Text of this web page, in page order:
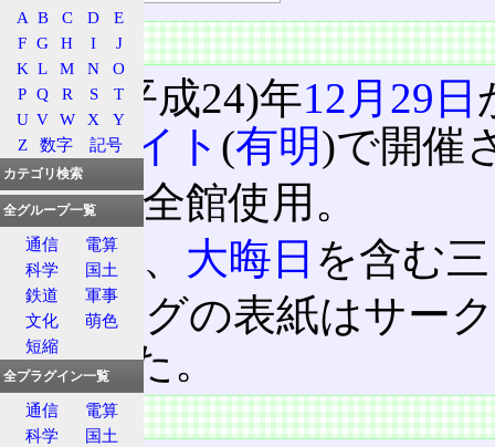
概要
2012(平成24)年12月29日
ッグサイト (有明)で開催
会場は全館使用。
今回も、 大晦日 を含む
カタログの表紙はサー
担当した。
特徴
A B C D
E
F G H I
J
K L M N
O
P Q R S
T
U V W X
Y
Z
数字 記号
カテゴリ検索
全グループ一覧
通信
電算
科学
国土
鉄道
軍事
文化
萌色
短縮
全プラグイン一覧
通信
電算
科学
国土